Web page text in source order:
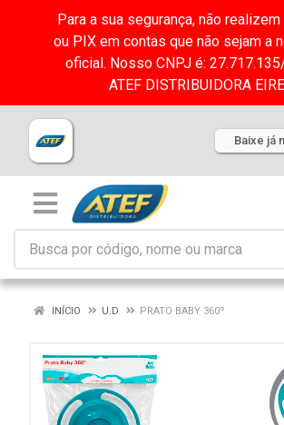
Para a sua segurança, não
ou PIX em contas que não sejam a
oficial. Nosso CNPJ é:
ATEF DISTRIBUIDORA
Baixe já
INÍCIO U.D PRATO BABY 360º